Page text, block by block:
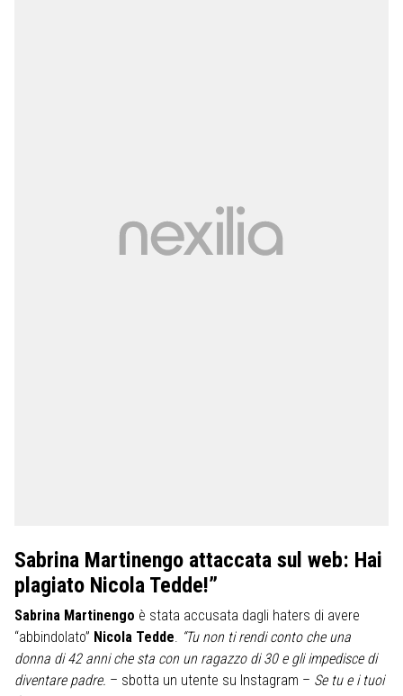
Sabrina Martinengo attaccata sul web: Hai
plagiato Nicola Tedde!”
Sabrina Martinengo è stata accusata dagli haters di avere
“abbindolato” Nicola Tedde. “Tu non ti rendi conto che una
donna di 42 anni che sta con un ragazzo di 30 e gli impedisce di
diventare padre. – sbotta un utente su Instagram – Se tu e i tuoi